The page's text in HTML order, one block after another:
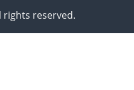
rights reserved.